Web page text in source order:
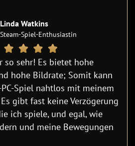
Linda Watkins
Steam-Spiel-Enthusiastin
so sehr! Es bietet hohe
hohe Bildrate; Somit kann
Spiel nahtlos mit meinem
gibt fast keine Verzögerung
ich spiele, und egal, wie
und meine Bewegungen